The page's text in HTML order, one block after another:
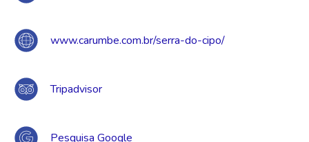
www.carumbe.com.br/serra-do-cipo/
Tripadvisor
Pesquisa Google